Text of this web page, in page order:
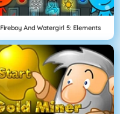
Fireboy And Watergirl 5: Elements